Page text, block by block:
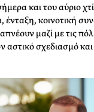
και του αύριο
ένταξη, κοινοτική
μαζί με τις
αστικό σχεδιασμό